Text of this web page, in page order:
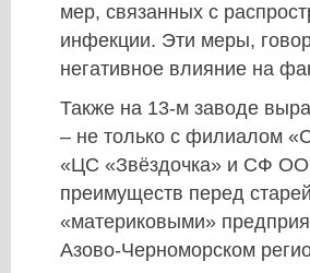
мер, связанных с
инфекции. Эти меры,
негативное влияние на
Также на 13-м заводе
– не только с филиалом
«ЦС «Звёздочка» и СФ
преимуществ перед
«материковыми»
Азово-Черноморском